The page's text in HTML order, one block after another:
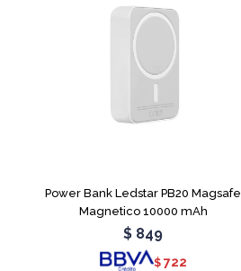
Power Bank Ledstar PB20 Magsafe
Magnetico 10000 mAh
$ 849
$ 722